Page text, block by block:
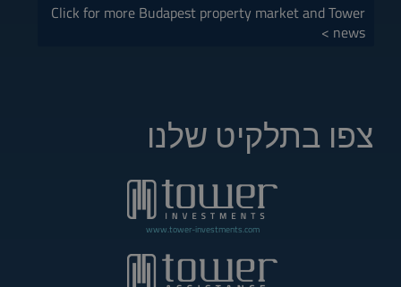
Click for more Budapest property market and Tower
news >
צפו בתלקיט שלנו
www.tower-investments.com